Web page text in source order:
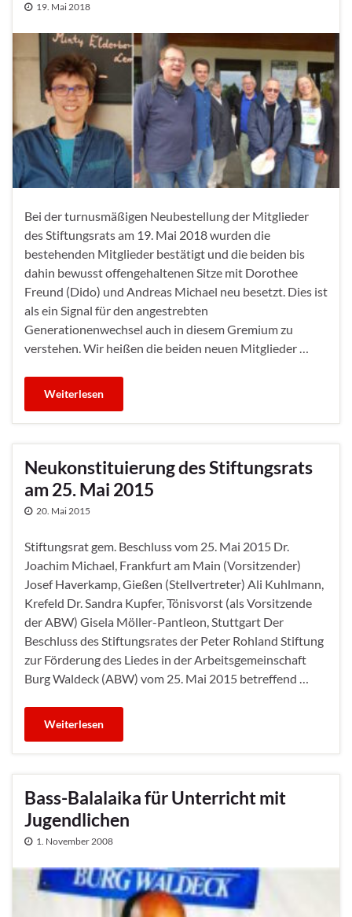
19. Mai 2018
Bei der turnusmäßigen Neubestellung der Mitglieder
des Stiftungsrats am 19. Mai 2018 wurden die
bestehenden Mitglieder bestätigt und die beiden bis
dahin bewusst offengehaltenen Sitze mit Dorothee
Freund (Dido) und Andreas Michael neu besetzt. Dies ist
als ein Signal für den angestrebten
Generationenwechsel auch in diesem Gremium zu
verstehen. Wir heißen die beiden neuen Mitglieder …
Weiterlesen
Neukonstituierung des Stiftungsrats
am 25. Mai 2015
20. Mai 2015
Stiftungsrat gem. Beschluss vom 25. Mai 2015 Dr.
Joachim Michael, Frankfurt am Main (Vorsitzender)
Josef Haverkamp, Gießen (Stellvertreter) Ali Kuhlmann,
Krefeld Dr. Sandra Kupfer, Tönisvorst (als Vorsitzende
der ABW) Gisela Möller-Pantleon, Stuttgart Der
Beschluss des Stiftungsrates der Peter Rohland Stiftung
zur Förderung des Liedes in der Arbeitsgemeinschaft
Burg Waldeck (ABW) vom 25. Mai 2015 betreffend …
Weiterlesen
Bass-Balalaika für Unterricht mit
Jugendlichen
1. November 2008